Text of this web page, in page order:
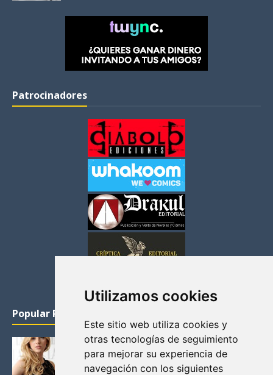
Utilizamos cookies
Este sitio web utiliza cookies y
otras tecnologías de seguimiento
para mejorar su experiencia de
navegación con los siguientes
Patrocinadores
Popular Posts
KATHERYN WINNICK: LA ACTRIZ MAS GUAPA DE
VIKINGOS
Junio 14, 2013